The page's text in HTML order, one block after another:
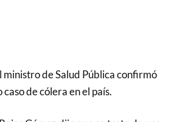
ministro de Salud Pública confirmó
de cólera en el país.